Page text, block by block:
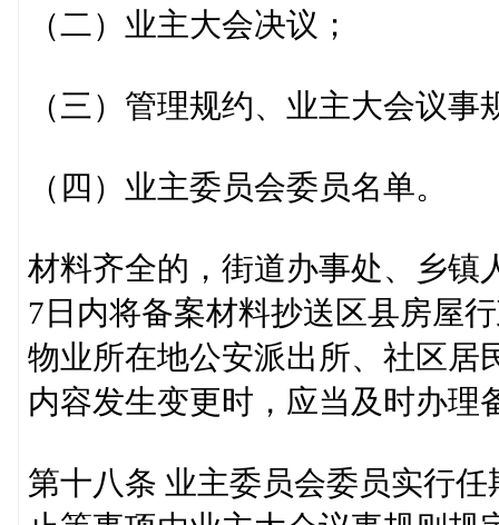
（二）业主大会决议；
（三）管理规约、业主大会议事
（四）业主委员会委员名单。
材料齐全的，街道办事处、乡镇
7日内将备案材料抄送区县房屋
物业所在地公安派出所、社区居
内容发生变更时，应当及时办理
第十八条 业主委员会委员实行